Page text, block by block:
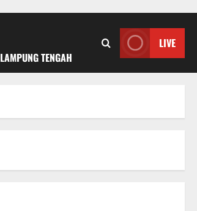
LAMPUNG TENGAH
LIVE